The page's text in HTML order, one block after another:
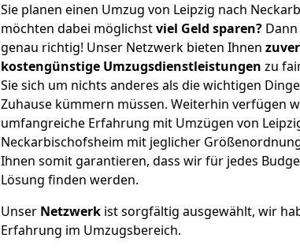
Sie planen einen Umzug von Leipzig nach
möchten dabei möglichstviel Geld sparen?
genau richtig! Unser Netzwerk bieten Ihnen
kostengünstige Umzugsdienstleistungen zu
Sie sich um nichts anderes als die wichtigen
Zuhause kümmern müssen. Weiterhin verfügen
umfangreiche Erfahrung mit Umzügen von
Neckarbischofsheim mit jeglicher
Ihnen somit garantieren, dass wir für jedes
Lösung finden werden.
Unser Netzwerk ist sorgfältig ausgewählt, wir
Erfahrung im Umzugsbereich.